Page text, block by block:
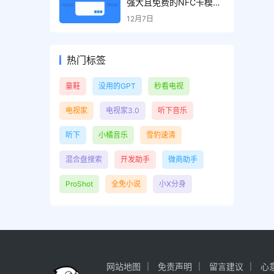
强大且免费的NFC卡模拟
器，解锁专业版
12月7日
热门标签
童鞋 没用的GPT 秒看电视
电视家 电视家3.0 听下音乐
听下 小橘音乐 雪豹速清
混合盘搜索 开发助手 微商助手
ProShot 全免小说 小X分身
网站地图 免责声明 留言建议 心